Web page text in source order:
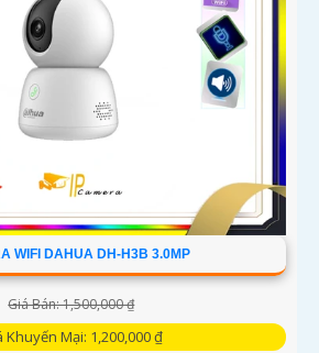
WIFI DAHUA DH-H3B 3.0MP
Giá Bán: 1,500,000 ₫
Khuyến Mại: 1,200,000 ₫